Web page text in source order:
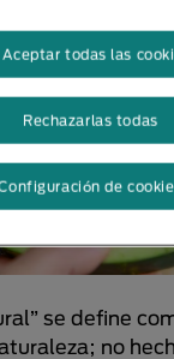
se define
no
Rechazarlas todas
Aceptar todas las
de